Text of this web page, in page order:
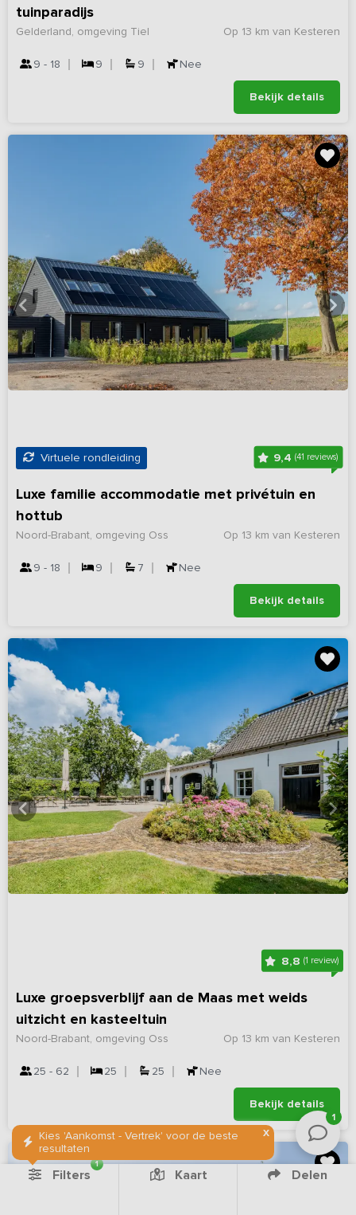
tuinparadijs
Op 13 km van Kesteren
Gelderland, omgeving Tiel
9 - 18 9 9 Nee
Bekijk details
Virtuele rondleiding 9,4(41 reviews)
Luxe familie accommodatie met privétuin en
hottub
Op 13 km van Kesteren
Noord-Brabant, omgeving Oss
9 - 18 9 7 Nee
Bekijk details
8,8 (1 review)
Luxe groepsverblijf aan de Maas met weids
uitzicht en kasteeltuin
Op 13 km van Kesteren
Noord-Brabant, omgeving Oss
25 - 62 25 25 Nee
Bekijk details
X
Kies 'Aankomst - Vertrek' voor de beste
resultaten
1
Filters
1
Kaart Delen